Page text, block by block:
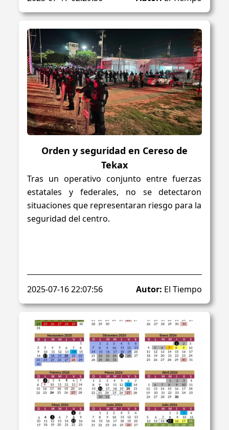
Orden y seguridad en Cereso de
Tekax
Tras un operativo conjunto entre fuerzas
estatales y federales, no se detectaron
situaciones que representaran riesgo para la
seguridad del centro.
2025-07-16 22:07:56 Autor: El Tiempo